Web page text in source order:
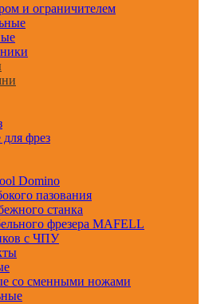
и ограничителем
фрез
Domino
пазования
станка
фрезера MAFELL
с ЧПУ
со сменными ножами